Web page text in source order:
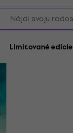
Limitované edície